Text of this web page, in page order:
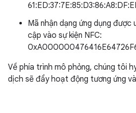
Mã nhận dạng ứng dụng được
cập vào sự kiện NFC:
Về phía trình mô phỏng, chúng tôi
dịch sẽ đẩy hoạt động tương ứng